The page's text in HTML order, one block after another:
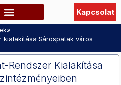
Kapcsolat
»
kialakítása Sárospatak város
Rendszer Kialakítása